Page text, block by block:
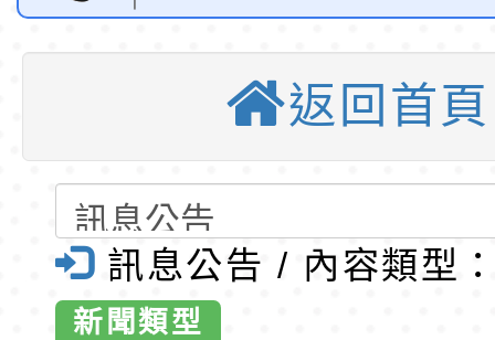
教師韌性
程」
轉農業部桃園區農業
「115年食農教育專
訓練課程」，歡迎已
育專業人員資格者報
錄取公告-桃園市桃
民小學115學年度「
理人員」甄選
東門國小115學年度
梯特教代課教師甄選
公告(尚有缺額)
錄取公告-桃園市桃
民小學115學年度「
班教師助理員」甄選
東門國小115學年度
梯特教代理教師甄選
特殊教育學生及幼兒
年8月8日台
正發布「居
區之人民受
返回首頁
訊息公告 / 內容類型
新聞類型